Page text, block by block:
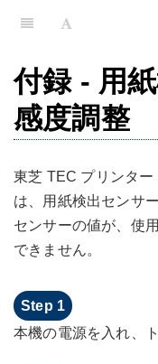
付録 - 用
感度調整
東芝 TEC プリンタ
は、用紙検出センサ
センサーの値が、使
できません。
本機の電源を入れ、